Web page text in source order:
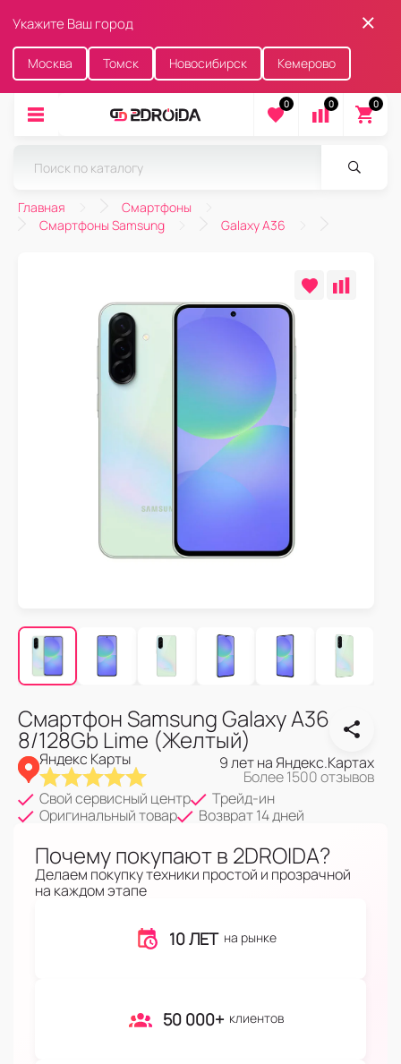
Укажите Ваш город
Москва Томск Новосибирск Кемерово
0 0 0
Главная
Смартфоны
Смартфоны Samsung
Galaxy A36
Смартфон Samsung Galaxy A36
8/128Gb Lime (Желтый)
Яндекс Карты 9 лет на Яндекс.Картах
Более 1500 отзывов
Свой сервисный центр
Трейд-ин
Оригинальный товар
Возврат 14 дней
Почему покупают в 2DROIDA?
Делаем покупку техники простой и прозрачной
на каждом этапе
10 ЛЕТ на рынке
50 000+ клиентов